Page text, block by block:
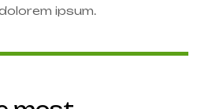
ipsum.